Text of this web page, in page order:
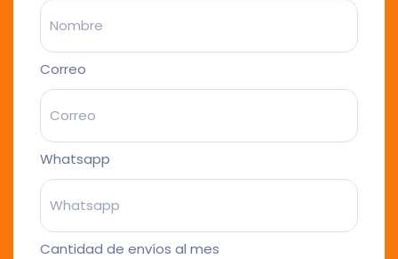
Correo
Whatsapp
Cantidad de envíos al mes